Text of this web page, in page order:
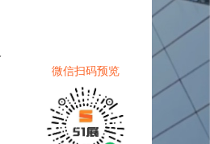
微信扫码预览